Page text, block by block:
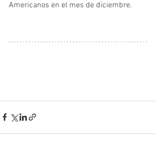
Americanos en el mes de diciembre.